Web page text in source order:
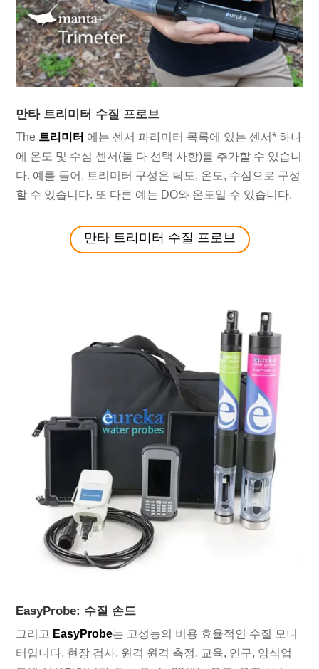
만타 트리미터 수질 프로브
The 트리미터 에는 센서 파라미터 목록에 있는 센서* 하나
에 온도 및 수심 센서(둘 다 선택 사항)를 추가할 수 있습니
다. 예를 들어, 트리미터 구성은 탁도, 온도, 수심으로 구성
할 수 있습니다. 또 다른 예는 DO와 온도일 수 있습니다.
만타 트리미터 수질 프로브
EasyProbe: 수질 손드
그리고 EasyProbe는 고성능의 비용 효율적인 수질 모니
터입니다. 현장 검사, 원격 원격 측정, 교육, 연구, 양식업